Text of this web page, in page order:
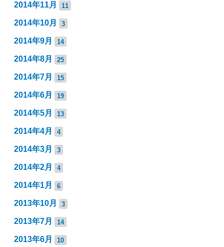
2014年11月 11
2014年10月 3
2014年9月 14
2014年8月 25
2014年7月 15
2014年6月 19
2014年5月 13
2014年4月 4
2014年3月 3
2014年2月 4
2014年1月 6
2013年10月 3
2013年7月 14
2013年6月 10